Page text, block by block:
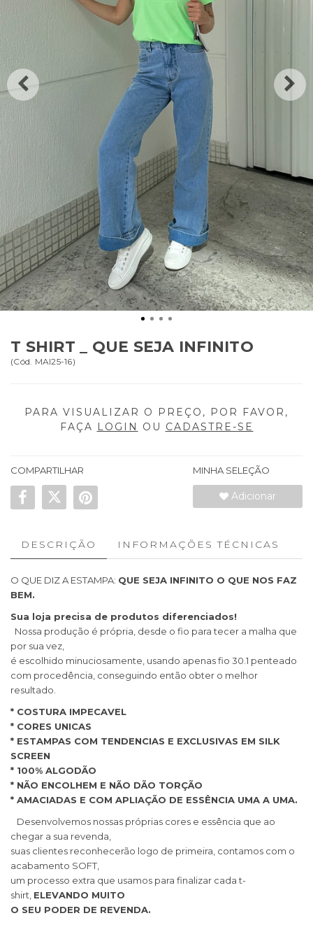
T SHIRT _ QUE SEJA INFINITO
(Cód. MAI25-16)
PARA VISUALIZAR O PREÇO, POR FAVOR,
FAÇA
LOGIN OU CADASTRE-SE
COMPARTILHAR MINHA SELEÇÃO
Adicionar
DESCRIÇÃO INFORMAÇÕES TÉCNICAS
O QUE DIZ A ESTAMPA: QUE SEJA INFINITO O QUE NOS FAZ
BEM.
Sua loja precisa de produtos diferenciados!
Nossa produção é própria, desde o fio para tecer a malha que
por sua vez,
é escolhido minuciosamente, usando apenas fio 30.1 penteado
com procedência, conseguindo então obter o melhor
resultado.
* COSTURA IMPECAVEL
* CORES UNICAS
* ESTAMPAS COM TENDENCIAS E EXCLUSIVAS EM SILK
SCREEN
* 100% ALGODÃO
* NÃO ENCOLHEM E NÃO DÃO TORÇÃO
* AMACIADAS E COM APLIAÇÃO DE ESSÊNCIA UMA A UMA.
Desenvolvemos nossas próprias cores e essência que ao
chegar a sua revenda,
suas clientes reconhecerão logo de primeira, contamos com o
acabamento SOFT,
um processo extra que usamos para finalizar cada t-
shirt, ELEVANDO MUITO
O SEU PODER DE REVENDA.